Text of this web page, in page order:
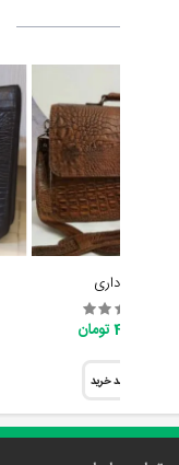
کیف اداری
4,800,000 تومان
سبد خرید